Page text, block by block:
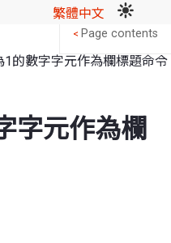
繁體中文
1的數字字元作為欄標題命令
字元作為欄
< Page contents